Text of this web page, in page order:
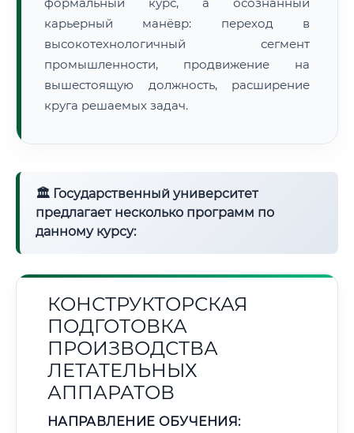
карьерный манёвр: переход в
высокотехнологичный сегмент
промышленности, продвижение на
вышестоящую должность, расширение
круга решаемых задач.
🏛 Государственный университет
предлагает несколько программ по
данному курсу:
КОНСТРУКТОРСКАЯ
ПОДГОТОВКА
ПРОИЗВОДСТВА
ЛЕТАТЕЛЬНЫХ
АППАРАТОВ
НАПРАВЛЕНИЕ ОБУЧЕНИЯ: